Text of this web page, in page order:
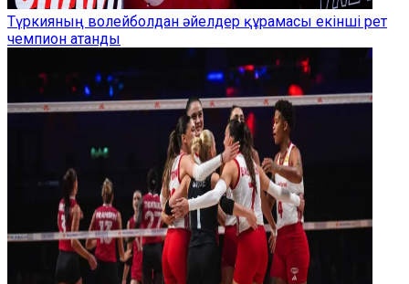
Түркияның волейболдан әйелдер құрамасы екінші рет
чемпион атанды